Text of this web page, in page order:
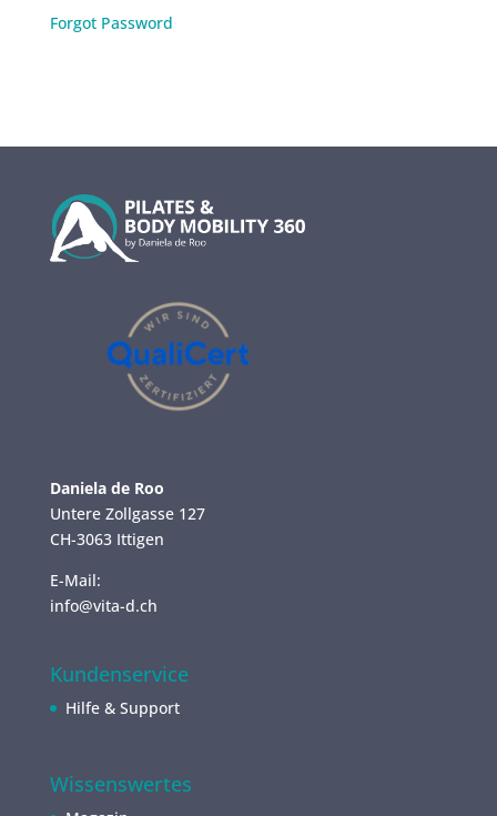
Forgot Password
Daniela de Roo
Untere Zollgasse 127
CH-3063 Ittigen
E-Mail:
info@vita-d.ch
Kundenservice
Hilfe & Support
Wissenswertes